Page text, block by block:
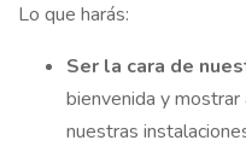
Lo que harás:
Ser la cara de
bienvenida y
nuestras